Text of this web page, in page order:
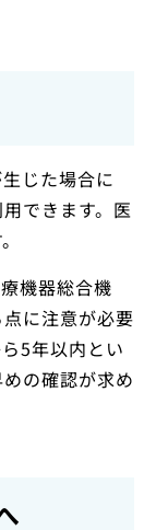
じた場合に
できます。医
機器総合機
に注意が必要
5年以内とい
の確認が求め